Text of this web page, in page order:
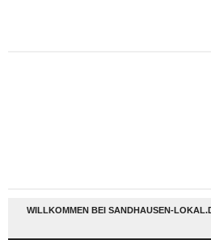
WILLKOMMEN BEI SANDHAUSEN-